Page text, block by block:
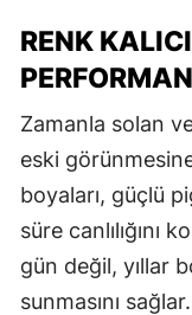
RENK
Zamanla solan
eski
boyaları, güçlü
süre canlılığını
gün değil, yıllar
sunmasını sağlar.